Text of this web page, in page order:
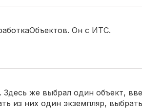
Он с ИТС.
же выбрал один объект,
из них один экземпляр,